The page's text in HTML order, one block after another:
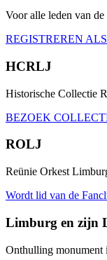
Voor alle leden van
REGISTREREN
HCRLJ
Historische Collectie
BEZOEK
ROLJ
Reünie Orkest
Wordt lid van de
Limburg en zijn
Onthulling monument